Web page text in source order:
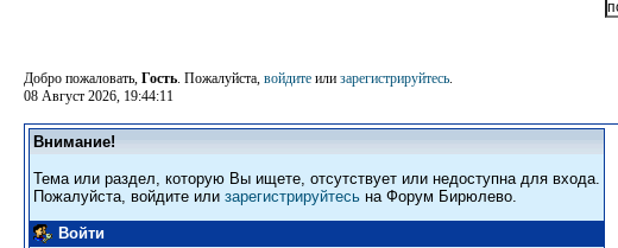
Добро пожаловать, Гость. Пожалуйста, войдите или зарегистрируйтесь.
08 Август 2026, 19:44:11
Внимание!
Тема или раздел, которую Вы ищете, отсутствует или недоступна для входа.
Пожалуйста, войдите или зарегистрируйтесь на Форум Бирюлево.
Войти